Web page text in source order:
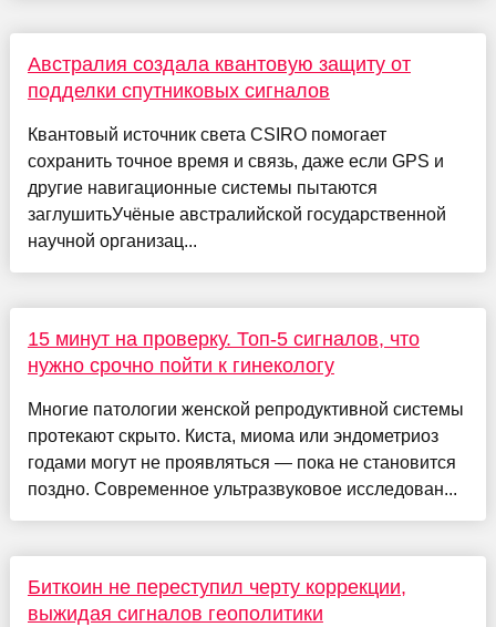
Австралия создала квантовую защиту от
подделки спутниковых сигналов
Квантовый источник света CSIRO помогает
сохранить точное время и связь, даже если GPS и
другие навигационные системы пытаются
заглушитьУчёные австралийской государственной
научной организац...
15 минут на проверку. Топ-5 сигналов, что
нужно срочно пойти к гинекологу
Многие патологии женской репродуктивной системы
протекают скрыто. Киста, миома или эндометриоз
годами могут не проявляться — пока не становится
поздно. Современное ультразвуковое исследован...
Биткоин не переступил черту коррекции,
выжидая сигналов геополитики